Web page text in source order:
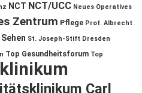
NCT NCT/UCC Neues Operatives
Zentrum Pflege Prof. Albrecht
Sehen St. Joseph-Stift Dresden
Top Gesundheitsforum Top
Carl